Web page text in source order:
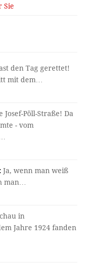
Sie
den Tag gerettet!
mit dem…
Josef-Pöll-Straße! Da
- vom
Ja, wenn man weiß
man…
in
Jahre 1924 fanden